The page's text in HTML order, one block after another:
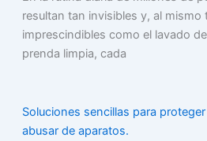
resultan tan invisibles y, al mismo
imprescindibles como el lavado
prenda limpia, cada
Soluciones sencillas para
abusar de aparatos.